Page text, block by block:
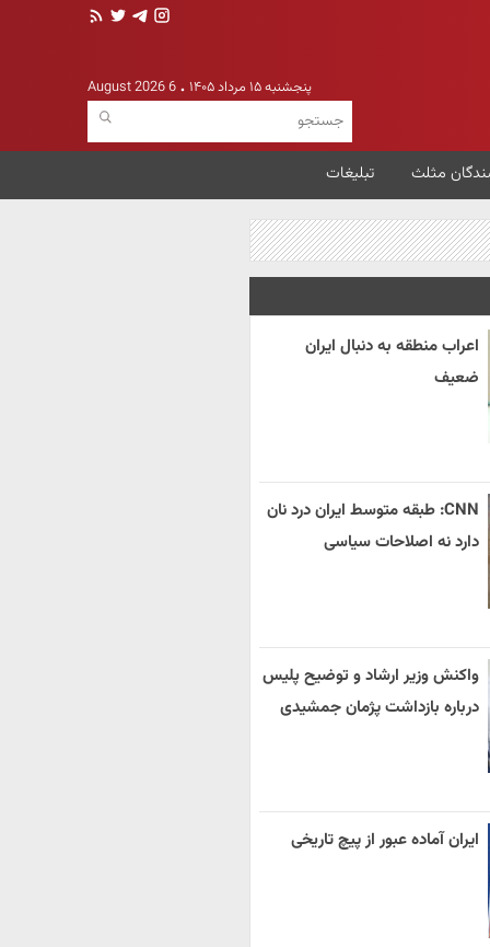
پنجشنبه ۱۵ مرداد ۱۴۰۵ 6 August 2026
مثلث تبلیغات
اعراب منطقه به دنبال ایران
ضعیف
CNN: طبقه متوسط ایران درد نان
دارد نه اصلاحات سیاسی
واکنش وزیر ارشاد و توضیح پلیس
درباره بازداشت پژمان جمشیدی
ایران آماده عبور از پیچ تاریخی